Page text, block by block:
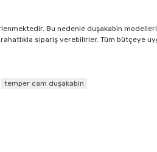
Bu nedenle duşakabin
sipariş verebilirler. Tüm bütçeye
temper cam duşakabin